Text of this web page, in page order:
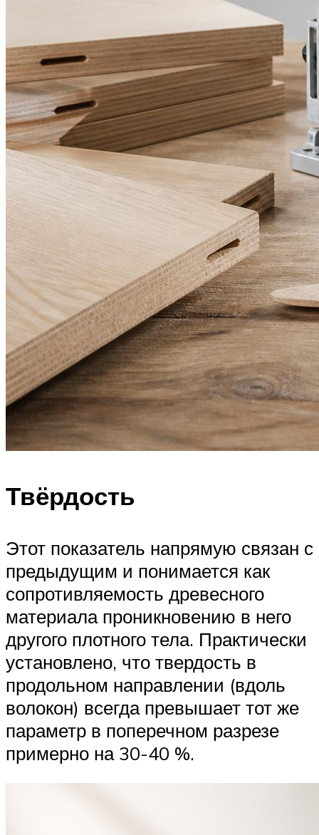
Твёрдость
Этот показатель напрямую связан с
предыдущим и понимается как
сопротивляемость древесного
материала проникновению в него
другого плотного тела. Практически
установлено, что твердость в
продольном направлении (вдоль
волокон) всегда превышает тот же
параметр в поперечном разрезе
примерно на 30-40 %.